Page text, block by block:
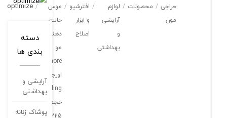
محصولات / لوازم
بهداشتی
/ افترشیو
و ابزار
/ موس
حالت
دهنده
/
optimize
دسته
بندی ها
آرایشی و
بهداشتی
پوشاک زنانه